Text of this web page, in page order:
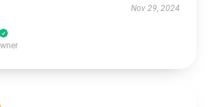
Nov 29, 2024